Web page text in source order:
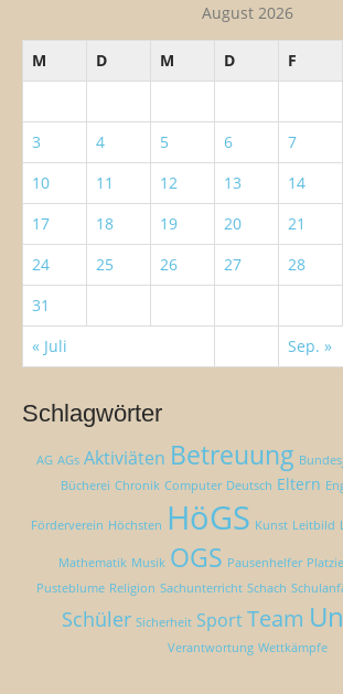
v
g
a
o
a
h
August 2026
M D M D F
3
4 5 6 7
10
11 12 13 14
17
18 19 20 21
24
25 26 27 28
31
« Juli
Sep. »
Schlagwörter
AG AGs Aktiviäten Betreuung
Bücherei Chronik Computer Deutsch Eltern
Förderverein Höchsten HöGS Kunst Leitbild
Mathematik Musik OGS Pausenhelfer
Pusteblume Religion Sachunterricht Schach
Schüler Sicherheit Sport Team
Verantwortung Wettkämpfe